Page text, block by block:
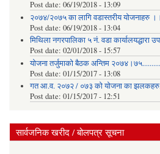
Post date: 06/19/2018 - 13:09
२०७४/२०७५ का लागि वडास्तरीय योजनाहरु
Post date: 06/19/2018 - 13:04
मिथिला नगरपालिका ५ नं. वडा कार्यालयद्धारा
Post date: 02/01/2018 - 15:57
याेजना तर्जुमाकाे बैठक अन्तिम
Post date: 01/15/2017 - 13:08
गत आ.व. २०७२ / ०७३ को योजना का
Post date: 01/15/2017 - 12:51
सार्वजनिक खरीद / बोलपत्र सूचना